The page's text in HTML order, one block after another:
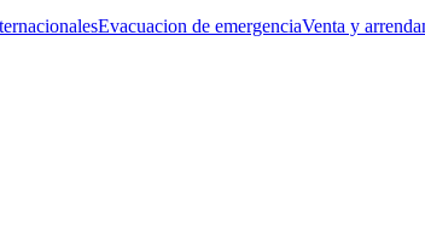
Evacuacion de emergenciaVenta y